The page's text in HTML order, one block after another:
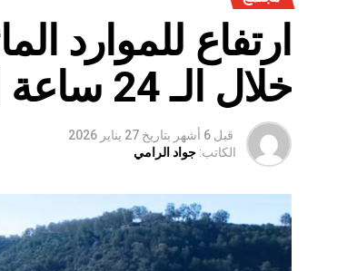
ارتفاع للموارد
خلال الـ 24 ساعة الماضية
قبل 6 أشهر بتاريخ 27 يناير 2026
الكاتب: جواد الرامي